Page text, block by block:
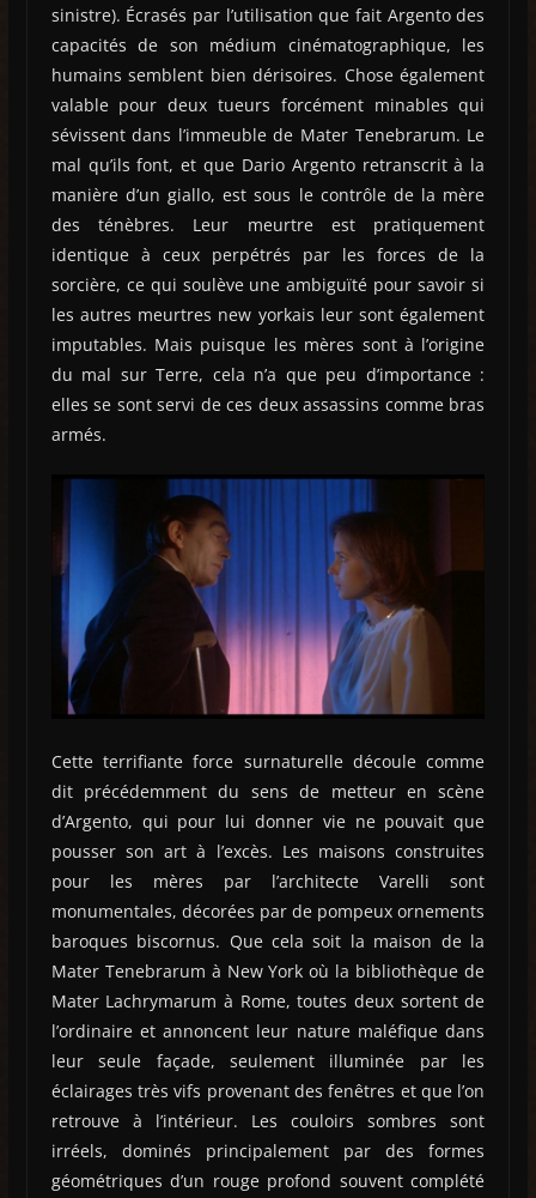
sinistre). Écrasés par l’utilisation que fait Argento des
capacités de son médium cinématographique, les
humains semblent bien dérisoires. Chose également
valable pour deux tueurs forcément minables qui
sévissent dans l’immeuble de Mater Tenebrarum. Le
mal qu’ils font, et que Dario Argento retranscrit à la
manière d’un giallo, est sous le contrôle de la mère
des ténèbres. Leur meurtre est pratiquement
identique à ceux perpétrés par les forces de la
sorcière, ce qui soulève une ambiguïté pour savoir si
les autres meurtres new yorkais leur sont également
imputables. Mais puisque les mères sont à l’origine
du mal sur Terre, cela n’a que peu d’importance :
elles se sont servi de ces deux assassins comme bras
armés.
Cette terrifiante force surnaturelle découle comme
dit précédemment du sens de metteur en scène
d’Argento, qui pour lui donner vie ne pouvait que
pousser son art à l’excès. Les maisons construites
pour les mères par l’architecte Varelli sont
monumentales, décorées par de pompeux ornements
baroques biscornus. Que cela soit la maison de la
Mater Tenebrarum à New York où la bibliothèque de
Mater Lachrymarum à Rome, toutes deux sortent de
l’ordinaire et annoncent leur nature maléfique dans
leur seule façade, seulement illuminée par les
éclairages très vifs provenant des fenêtres et que l’on
retrouve à l’intérieur. Les couloirs sombres sont
irréels, dominés principalement par des formes
géométriques d’un rouge profond souvent complété